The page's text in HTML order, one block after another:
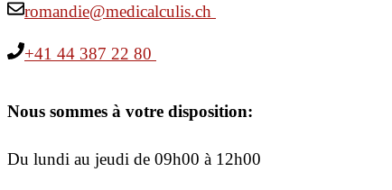
romandie@medicalculis.ch
+41 44 387 22 80
Nous sommes à votre disposition:
Du lundi au jeudi de 09h00 à 12h00